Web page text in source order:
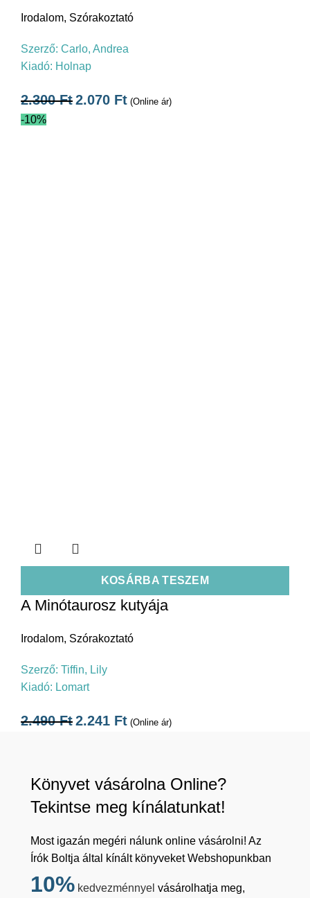
Irodalom, Szórakoztató
Szerző: Carlo, Andrea
Kiadó: Holnap
2.300Ft2.070 Ft (Online ár)
-10%
KOSÁRBA TESZEM
A Minótaurosz kutyája
Irodalom, Szórakoztató
Szerző: Tiffin, Lily
Kiadó: Lomart
2.490Ft2.241 Ft (Online ár)
Könyvet vásárolna Online?
Tekintse meg kínálatunkat!
Most igazán megéri nálunk online vásárolni! Az
Írók Boltja által kínált könyveket Webshopunkban
10% kedvezménnyel vásárolhatja meg,